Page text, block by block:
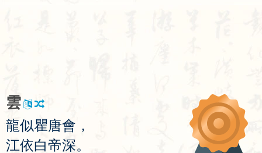
雲
龍似瞿唐會 ，
江依白帝深。